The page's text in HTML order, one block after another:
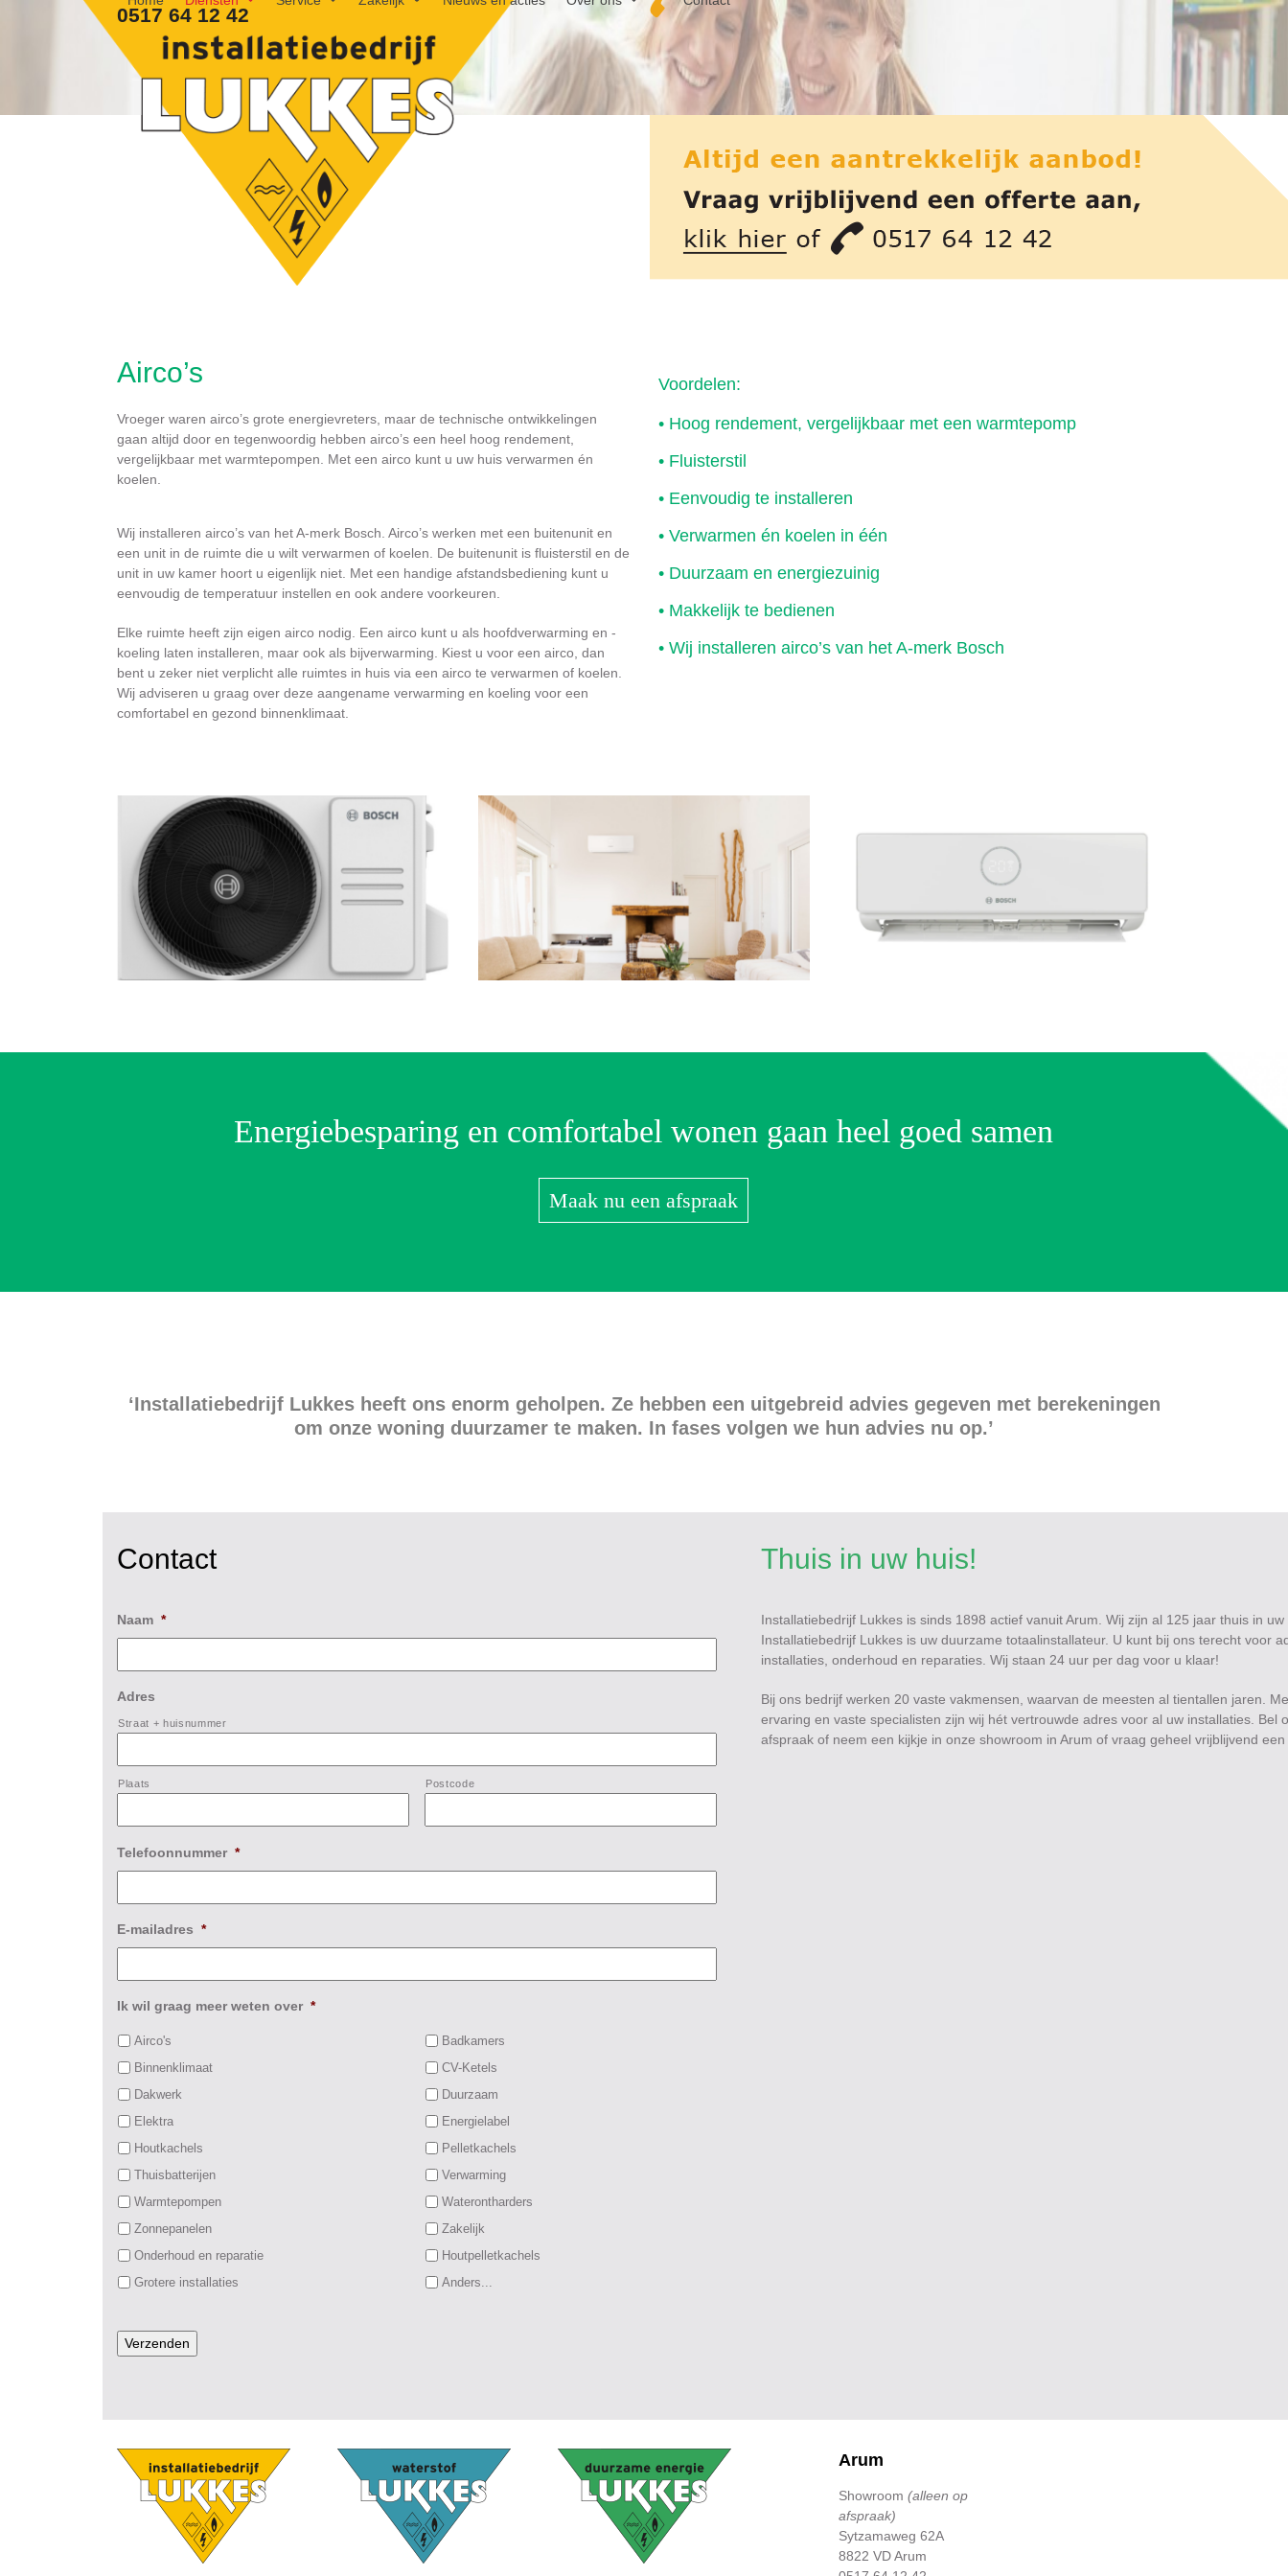
0517 64 12 42
Airco’s
Vroeger waren airco’s grote energievreters, maar de technische ontwikkelingen
gaan altijd door en tegenwoordig hebben airco’s een heel hoog rendement,
vergelijkbaar met warmtepompen. Met een airco kunt u uw huis verwarmen én
koelen.
Wij installeren airco’s van het A-merk Bosch. Airco’s werken met een buitenunit en
een unit in de ruimte die u wilt verwarmen of koelen. De buitenunit is fluisterstil en de
unit in uw kamer hoort u eigenlijk niet. Met een handige afstandsbediening kunt u
eenvoudig de temperatuur instellen en ook andere voorkeuren.
Elke ruimte heeft zijn eigen airco nodig. Een airco kunt u als hoofdverwarming en -
koeling laten installeren, maar ook als bijverwarming. Kiest u voor een airco, dan
bent u zeker niet verplicht alle ruimtes in huis via een airco te verwarmen of koelen.
Wij adviseren u graag over deze aangename verwarming en koeling voor een
comfortabel en gezond binnenklimaat.
Voordelen:
• Hoog rendement, vergelijkbaar met een warmtepomp
• Fluisterstil
• Eenvoudig te installeren
• Verwarmen én koelen in één
• Duurzaam en energiezuinig
• Makkelijk te bedienen
• Wij installeren airco’s van het A-merk Bosch
Energiebesparing en comfortabel wonen gaan heel goed samen
Maak nu een afspraak
‘Installatiebedrijf Lukkes heeft ons enorm geholpen. Ze hebben een uitgebreid advies gegeven met berekeningen
om onze woning duurzamer te maken. In fases volgen we hun advies nu op.’
Contact
Naam *
Adres
Straat + huisnummer
Plaats Postcode
Telefoonnummer *
E-mailadres *
Ik wil graag meer weten over *
Airco's
Badkamers
Binnenklimaat
CV-Ketels
Dakwerk
Duurzaam
Elektra
Energielabel
Houtkachels
Pelletkachels
Thuisbatterijen
Verwarming
Warmtepompen
Waterontharders
Zonnepanelen
Zakelijk
Onderhoud en reparatie
Houtpelletkachels
Grotere installaties
Anders...
Verzenden
Thuis in uw huis!
Installatiebedrijf Lukkes is sinds 1898 actief vanuit Arum. Wij zijn al 125 jaar thuis in uw
Installatiebedrijf Lukkes is uw duurzame totaalinstallateur. U kunt bij ons terecht voor
installaties, onderhoud en reparaties. Wij staan 24 uur per dag voor u klaar!
Bij ons bedrijf werken 20 vaste vakmensen, waarvan de meesten al tientallen jaren.
ervaring en vaste specialisten zijn wij hét vertrouwde adres voor al uw installaties. Bel
afspraak of neem een kijkje in onze showroom in Arum of vraag geheel vrijblijvend
Arum
Showroom(alleen op
afspraak)
Sytzamaweg 62A
8822 VD Arum